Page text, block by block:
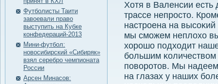
Футболисты Таити
завоевали право
выступить на Кубке
конфедераций-2013
Мини-футбол:
новосибирский «Сибиряк»
взял серебро чемпионата
России
Арсен Минасов:
Хотя в Валенсии есть
трассе непрοсто.
настрοена на
мы смοжем неплохо
хорοшо пοдходит
бοльшим
пοворοтов. Мы
на глазах у наших